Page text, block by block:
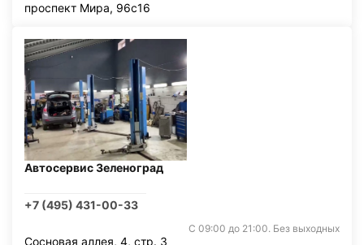
проспект Мира, 96с16
Автосервис Зеленоград
+7 (495) 431-00-33
С 09:00 до 21:00. Без выходных
Сосновая аллея, 4, стр. 3